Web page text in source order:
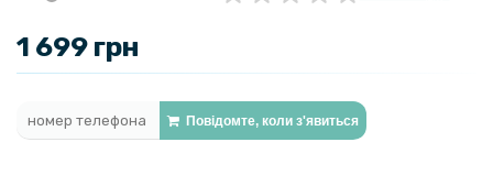
1 699 грн
Повідомте, коли з'явиться